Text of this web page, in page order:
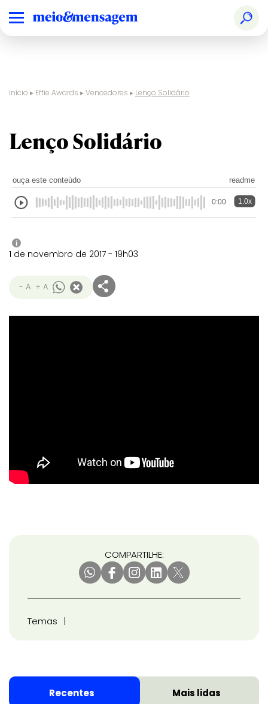
Início ▸ Effie Awards ▸Vencedores ▸ Lenço Solidário
Lenço Solidário
ouça este conteúdo readme
0:00 1.0x
i
1 de novembro de 2017 - 19h03
- A + A
COMPARTILHE:
Temas
Recentes Mais lidas